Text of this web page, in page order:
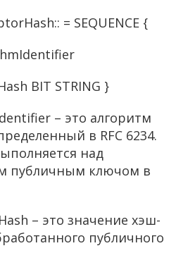
= SEQUENCE {
BIT STRING }
– это алгоритм
в RFC 6234.
над
публичным ключом в
– это значение хэш-
публичного